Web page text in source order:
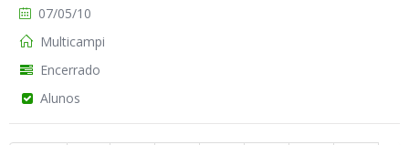
07/05/10
Multicampi
Encerrado
Alunos